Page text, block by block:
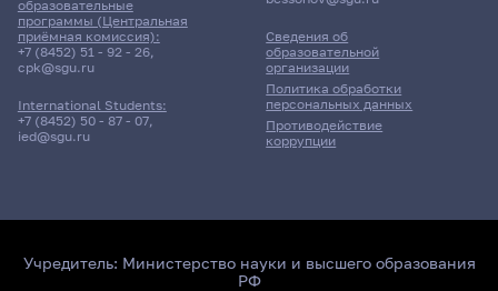
образовательные
программы (Центральная
приёмная комиссия):
+7 (8452) 51 - 92 - 26,
cpk@sgu.ru
International Students:
+7 (8452) 50 - 87 - 07,
ied@sgu.ru
Сведения об
образовательной
организации
Политика обработки
персональных данных
Противодействие
коррупции
Учредитель: Министерство науки и высшего образования
РФ